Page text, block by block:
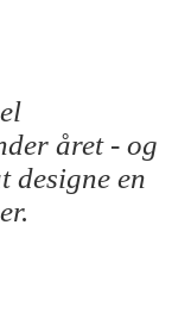
året - og
designe en